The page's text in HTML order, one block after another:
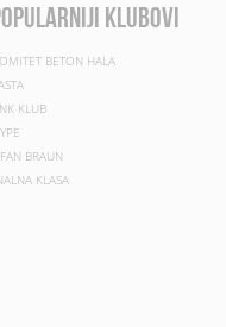
klubovi
BETON HALA
KLUB
BRAUN
KLASA